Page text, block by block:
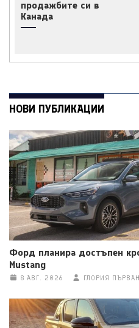
продажбите си в
Канада
НОВИ ПУБЛИКАЦИИ
Форд планира достъпен
Mustang
8 АВГ. 2026 ГЛОРИЯ